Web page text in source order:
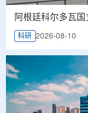
阿根廷科尔多瓦
科研 2026-08-10